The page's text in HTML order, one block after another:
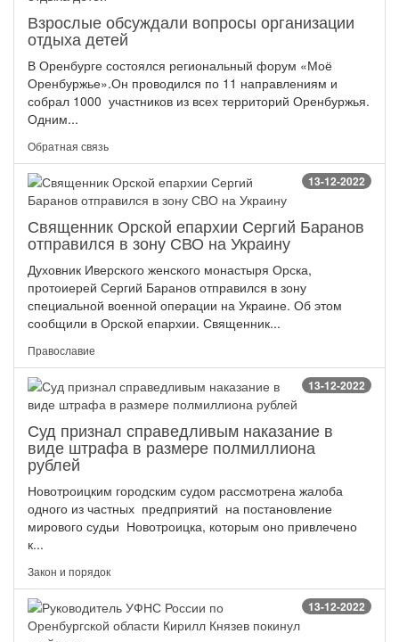
Взрослые обсуждали вопросы организации
отдыха детей
В Оренбурге состоялся региональный форум «Моё
Оренбуржье».Он проводился по 11 направлениям и
собрал 1000 участников из всех территорий Оренбуржья.
Одним...
Обратная связь
13-12-2022
Священник Орской епархии Сергий Баранов
отправился в зону СВО на Украину
Духовник Иверского женского монастыря Орска,
протоиерей Сергий Баранов отправился в зону
специальной военной операции на Украине. Об этом
сообщили в Орской епархии. Священник...
Православие
13-12-2022
Суд признал справедливым наказание в
виде штрафа в размере полмиллиона
рублей
Новотроицким городским судом рассмотрена жалоба
одного из частных предприятий на постановление
мирового судьи Новотроицка, которым оно привлечено
к...
Закон и порядок
13-12-2022